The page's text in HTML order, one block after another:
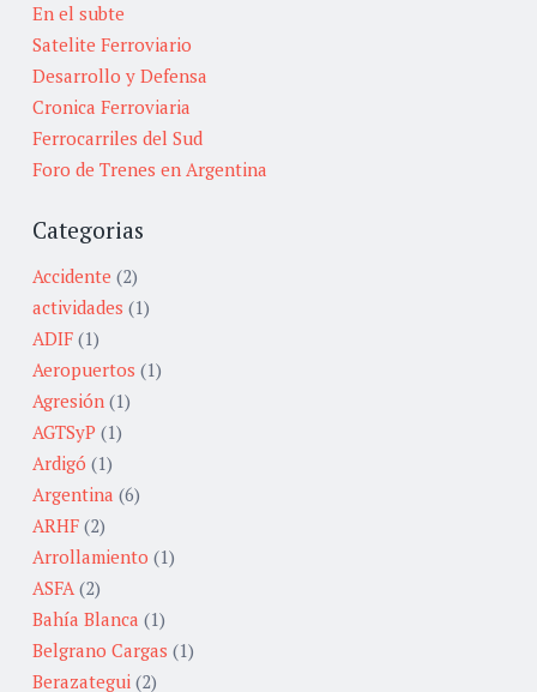
En el subte
Satelite Ferroviario
Desarrollo y Defensa
Cronica Ferroviaria
Ferrocarriles del Sud
Foro de Trenes en Argentina
Categorias
Accidente (2)
actividades (1)
ADIF (1)
Aeropuertos (1)
Agresión (1)
AGTSyP (1)
Ardigó (1)
Argentina (6)
ARHF (2)
Arrollamiento (1)
ASFA (2)
Bahía Blanca (1)
Belgrano Cargas (1)
Berazategui (2)